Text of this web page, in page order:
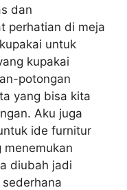
dan
perhatian di meja
untuk
kupakai
potongan
yang bisa kita
Aku juga
ide furnitur
menemukan
diubah jadi